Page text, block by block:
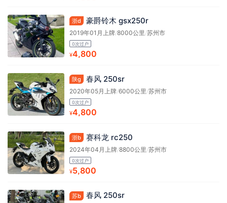
浙d 豪爵铃木 gsx250r
2019年01月上牌/8000公里/苏州市
0次过户
¥4,800
陕g 春风 250sr
2020年05月上牌/6000公里 /苏州市
0次过户
¥4,800
浙b 赛科龙 rc250
2024年04月上牌/8800公里 /苏州市
0次过户
¥5,800
苏b 春风 250sr